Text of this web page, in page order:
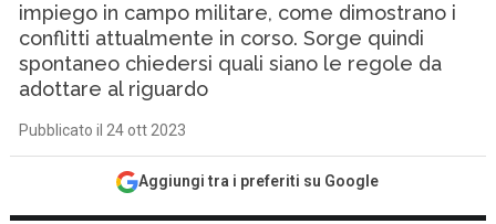
impiego in campo militare, come dimostrano i
conflitti attualmente in corso. Sorge quindi
spontaneo chiedersi quali siano le regole da
adottare al riguardo
Pubblicato il 24 ott 2023
Aggiungi tra i preferiti su Google